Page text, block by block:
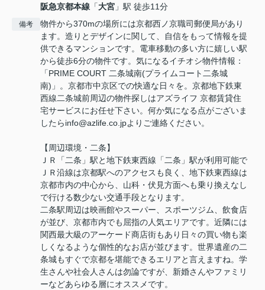
阪急京都本線 「大宮 」駅 徒歩11分
備考
物件から370mの場所には京都西ノ京職司郵便局があり
ます。造りとデザインに関して、自信をもって情報を提
供できるマンションです。電車移動の多い方に嬉しい駅
から徒歩6分の物件です。気になるイチオシ物件情報：
「PRIME COURT 二条城南(プライムコート二条城
南)」。京都市中京区での快適な日々を。京都地下鉄東
西線二条城前周辺の物件探しはアズライフ 京都賃貸住
宅サービスにお任せ下さい。何か気になる点がございま
したらinfo@azlife.co.jpよりご連絡ください。
【周辺環境・二条】
ＪＲ「二条」駅と地下鉄東西線「二条」駅が利用可能で
ＪＲ沿線は京都駅へのアクセスも良く、地下鉄東西線は
京都市内の中心から、山科・伏見方面へも乗り換えなし
で行ける数少ない交通手段となります。
二条駅周辺は映画館やスーパー、スポーツジム、飲食店
が並び、京都市内でも屈指の人気エリアです。近隣には
関西最大級のアーケード商店街もあり日々の買い物も楽
しくなるような個性的なお店が並びます。世界遺産の二
条城もすぐで京都を堪能できるエリアと言えますね。学
生さんや社会人さんは勿論ですが、新婚さんやファミリ
ーなどあらゆる層にオススメです。